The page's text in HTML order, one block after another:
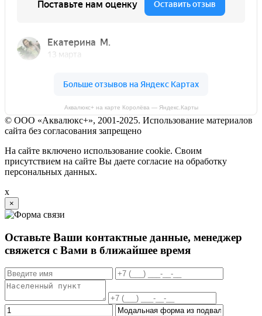
Аквалюкс+ на карте Королёва — Яндекс.Карты
© ООО «Аквалюкс+», 2001-2025. Использование материалов
сайта без согласования запрещено
На сайте включено использование cookie. Своим
присутствием на сайте Вы даете согласие на обработку
персональных данных.
x
×
Оставьте Ваши контактные данные, менеджер
свяжется с Вами в ближайшее время